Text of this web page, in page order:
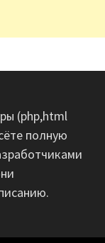
(php,html
полную